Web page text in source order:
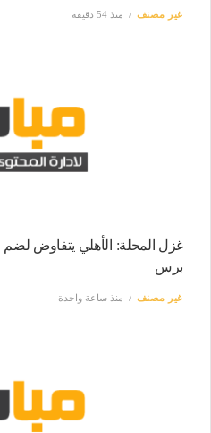
غير مصنف منذ 54 دقيقة
غزل المحلة: الأهلي يتفاوض لضم
برس
غير مصنف منذ ساعة واحدة